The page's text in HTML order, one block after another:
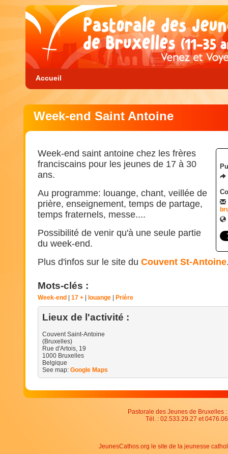
Accueil
Week-end Saint Antoine
Week-end saint antoine chez les frères
franciscains pour les jeunes de 17 à 30
ans.
Au programme: louange, chant, veillée de
prière, enseignement, temps de partage,
temps fraternels, messe....
Possibilité de venir qu'à une seule partie
du week-end.
Plus d'infos sur le site du Couvent St-Antoine
Mots-clés :
Week-end 17 + louange Prière
Lieux de l'activité :
Couvent Saint-Antoine
(Bruxelles)
Rue d'Artois, 19
1000 Bruxelles
Belgique
See map: Google Maps
Pastorale des Jeunes de Bruxelles
Tél. : 02.533.29.27 et
JeunesCathos.org le site de la jeunesse